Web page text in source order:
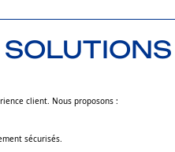
client. Nous proposons :
sécurisés.